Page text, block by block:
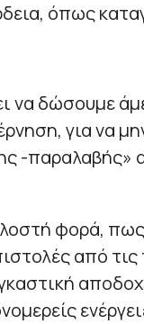
όπως
να δώσουμε
για να
-παραλαβής»
φορά,
από